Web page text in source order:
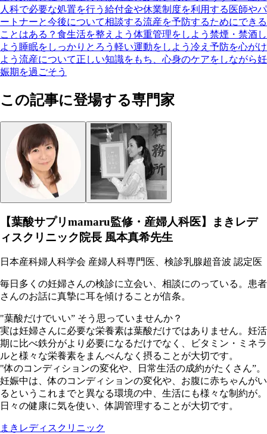
人科で必要な処置を行う 給付金や休業制度を利用する 医師やパ
ートナーと今後について相談する流産を予防するためにできる
ことはある？ 食生活を整えよう 体重管理をしよう 禁煙・禁酒し
よう 睡眠をしっかりとろう 軽い運動をしよう 冷え予防を心がけ
よう 流産について正しい知識をもち、心身のケアをしながら妊
娠期を過ごそう
この記事に登場する専門家
【葉酸サプリmamaru監修・産婦人科医】まきレデ
ィスクリニック院長 風本真希先生
日本産科婦人科学会 産婦人科専門医、検診乳腺超音波 認定医
毎日多くの妊婦さんの検診に立会い、相談にのっている。患者
さんのお話に真摯に耳を傾けることが信条。
"葉酸だけでいい” そう思っていませんか？
実は妊婦さんに必要な栄養素は葉酸だけではありません。妊活
期に比べ鉄分がより必要になるだけでなく、ビタミン・ミネラ
ルと様々な栄養素をまんべんなく摂ることが大切です。
"体のコンディションの変化や、日常生活の成約がたくさん”。
妊娠中は、体のコンディションの変化や、お腹に赤ちゃんがい
るというこれまでと異なる環境の中、生活にも様々な制約が。
日々の健康に気を使い、体調管理することが大切です。
まきレディスクリニック